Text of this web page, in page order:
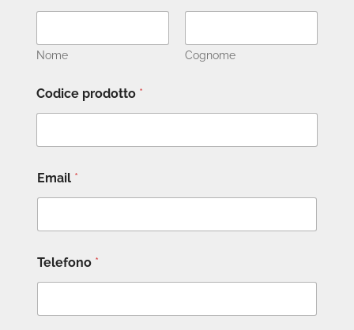
Nome Cognome
Codice prodotto *
Email *
Telefono *